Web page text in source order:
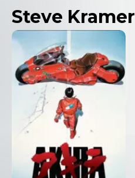
Steve Kramer